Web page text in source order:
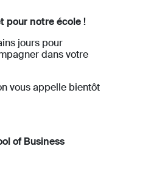
pour notre école !
jours pour
dans votre
vous appelle bientôt
of Business